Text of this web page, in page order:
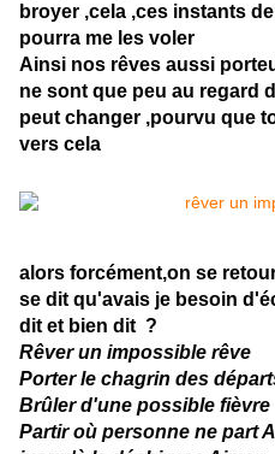
broyer ,cela ,ces instants
pourra me les voler
Ainsi nos rêves aussi
ne sont que peu au regard
peut changer ,pourvu que
vers cela
alors forcément,on se
se dit qu'avais je besoin
dit et bien dit ?
Rêver un impossible rêve
Porter le chagrin des
Brûler d'une possible fièvre
Partir où personne ne part